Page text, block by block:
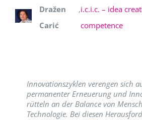
Dražen
Carić
,i.c.i.c. – idea
competence
Innovationszyklen verengen sich
permanenter Erneuerung und
rütteln an der Balance von
Technologie. Bei diesen